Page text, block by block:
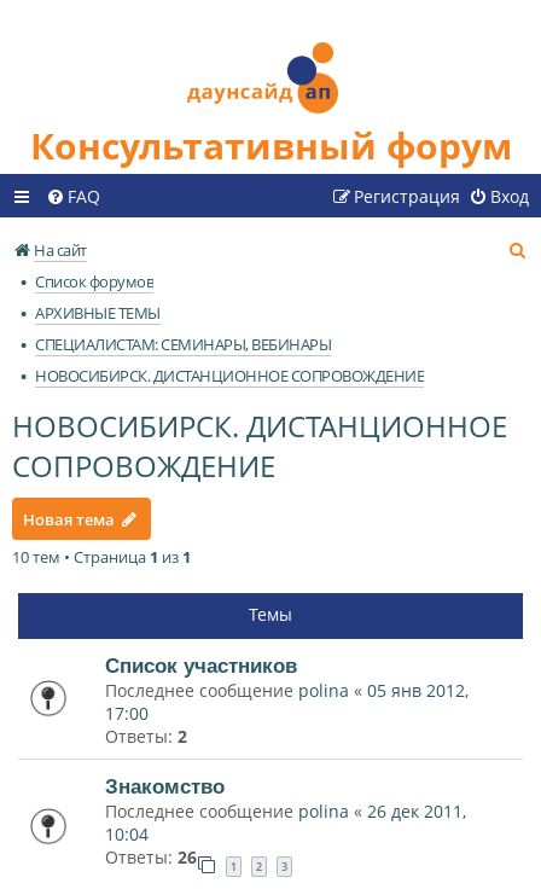
Консультативный форум
FAQ Вход
Регистрация
На сайт
Список форумов
АРХИВНЫЕ ТЕМЫ
СПЕЦИАЛИСТАМ: СЕМИНАРЫ, ВЕБИНАРЫ
НОВОСИБИРСК. ДИСТАНЦИОННОЕ СОПРОВОЖДЕНИЕ
НОВОСИБИРСК. ДИСТАНЦИОННОЕ
СОПРОВОЖДЕНИЕ
Новая тема
10 тем • Страница 1 из 1
Темы
Список участников
Последнее сообщение polina « 05 янв 2012,
17:00
Ответы: 2
Знакомство
Последнее сообщение polina « 26 дек 2011,
10:04
Ответы: 26 1 2 3